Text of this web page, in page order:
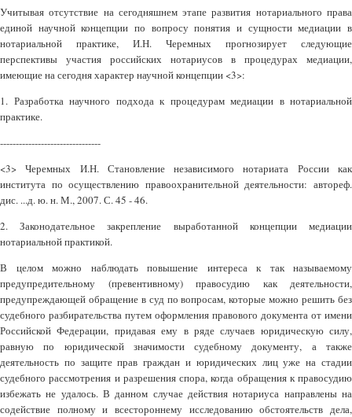
Учитывая отсутствие на сегодняшнем этапе развития нотариального права
единой научной концепции по вопросу понятия и сущности медиации в
нотариальной практике, И.Н. Черемных прогнозирует следующие
перспективы участия российских нотариусов в процедурах медиации,
имеющие на сегодня характер научной концепции <3>:
1. Разработка научного подхода к процедурам медиации в нотариальной
практике.
--------------------------------
<3> Черемных И.Н. Становление независимого нотариата России как
института по осуществлению правоохранительной деятельности: автореф.
дис. ...д. ю. н. М., 2007. С. 45 - 46.
2. Законодательное закрепление выработанной концепции медиации
нотариальной практикой.
В целом можно наблюдать повышение интереса к так называемому
предупредительному (превентивному) правосудию как деятельности,
предупреждающей обращение в суд по вопросам, которые можно решить без
судебного разбирательства путем оформления правового документа от имени
Российской Федерации, придавая ему в ряде случаев юридическую силу,
равную по юридической значимости судебному документу, а также
деятельность по защите прав граждан и юридических лиц уже на стадии
судебного рассмотрения и разрешения спора, когда обращения к правосудию
избежать не удалось. В данном случае действия нотариуса направлены на
содействие полному и всестороннему исследованию обстоятельств дела,